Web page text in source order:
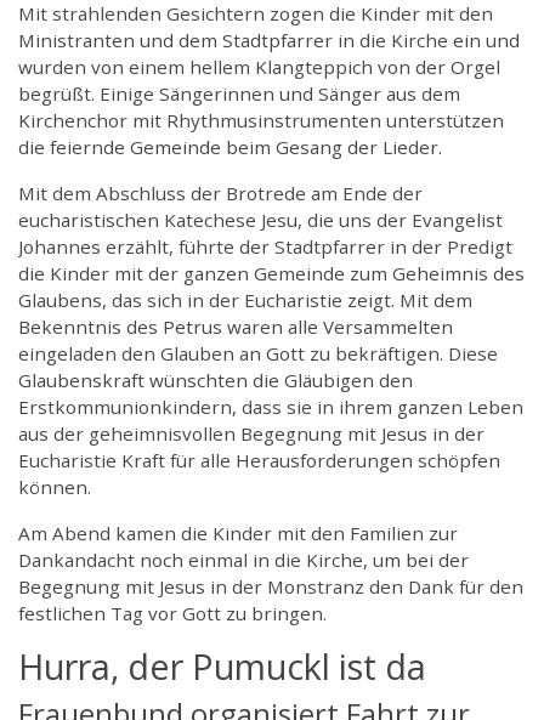
Mit strahlenden Gesichtern zogen die Kinder mit den
Ministranten und dem Stadtpfarrer in die Kirche ein und
wurden von einem hellem Klangteppich von der Orgel
begrüßt. Einige Sängerinnen und Sänger aus dem
Kirchenchor mit Rhythmusinstrumenten unterstützen
die feiernde Gemeinde beim Gesang der Lieder.
Mit dem Abschluss der Brotrede am Ende der
eucharistischen Katechese Jesu, die uns der Evangelist
Johannes erzählt, führte der Stadtpfarrer in der Predigt
die Kinder mit der ganzen Gemeinde zum Geheimnis des
Glaubens, das sich in der Eucharistie zeigt. Mit dem
Bekenntnis des Petrus waren alle Versammelten
eingeladen den Glauben an Gott zu bekräftigen. Diese
Glaubenskraft wünschten die Gläubigen den
Erstkommunionkindern, dass sie in ihrem ganzen Leben
aus der geheimnisvollen Begegnung mit Jesus in der
Eucharistie Kraft für alle Herausforderungen schöpfen
können.
Am Abend kamen die Kinder mit den Familien zur
Dankandacht noch einmal in die Kirche, um bei der
Begegnung mit Jesus in der Monstranz den Dank für den
festlichen Tag vor Gott zu bringen.
Hurra, der Pumuckl ist da